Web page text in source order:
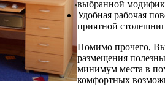
выбранной
Удобная рабочая
приятной
Помимо прочего, Вы
размещения
минимум места в
комфортных